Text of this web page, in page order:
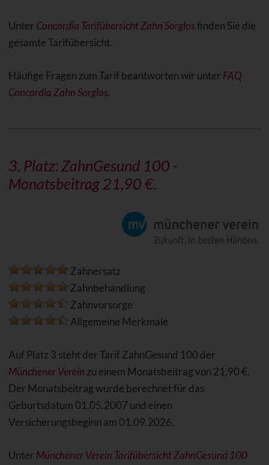
Unter Concordia Tarifübersicht Zahn Sorglosfinden Sie die
gesamte Tarifübersicht.
Häufige Fragen zum Tarif beantworten wir unter FAQ
Concordia Zahn Sorglos.
3. Platz: ZahnGesund 100 -
Monatsbeitrag 21,90 €.
Zahnersatz
Zahnbehandlung
Zahnvorsorge
Allgemeine Merkmale
Auf Platz 3 steht der Tarif ZahnGesund 100 der
Münchener Verein zu einem Monatsbeitrag von 21,90 €.
Der Monatsbeitrag wurde berechnet für das
Geburtsdatum 01.05.2007 und einen
Versicherungsbeginn am 01.09.2026.
Unter Münchener Verein Tarifübersicht ZahnGesund 100